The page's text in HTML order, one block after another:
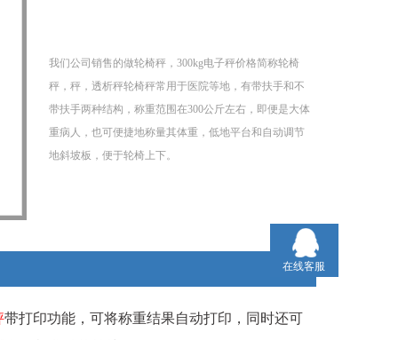
我们公司销售的做轮椅秤，300kg电子秤价格简称轮椅
秤，秤，透析秤轮椅秤常用于医院等地，有带扶手和不
带扶手两种结构，称重范围在300公斤左右，即便是大体
重病人，也可便捷地称量其体重，低地平台和自动调节
地斜坡板，便于轮椅上下。
带打印功能，可将称重结果自动打印，同时还可
在线客服